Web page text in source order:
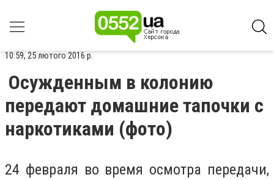
10:59, 25 лютого 2016 р.
Осужденным в колонию
передают домашние тапочки с
наркотиками (фото)
24 февраля во время осмотра передачи,